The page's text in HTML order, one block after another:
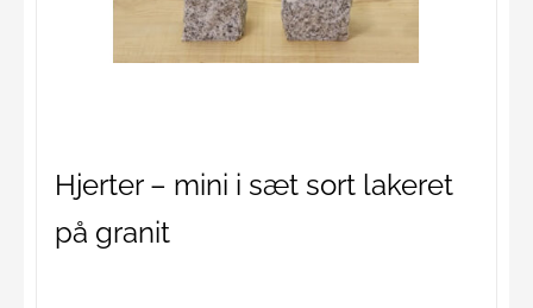
Hjerter – mini i sæt sort lakeret
på granit